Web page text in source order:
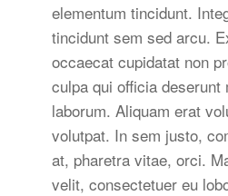
elementum tincidunt.
tincidunt sem sed arcu.
occaecat cupidatat non
culpa qui officia
laborum. Aliquam erat
volutpat. In sem justo,
at, pharetra vitae, orci.
velit, consectetuer eu